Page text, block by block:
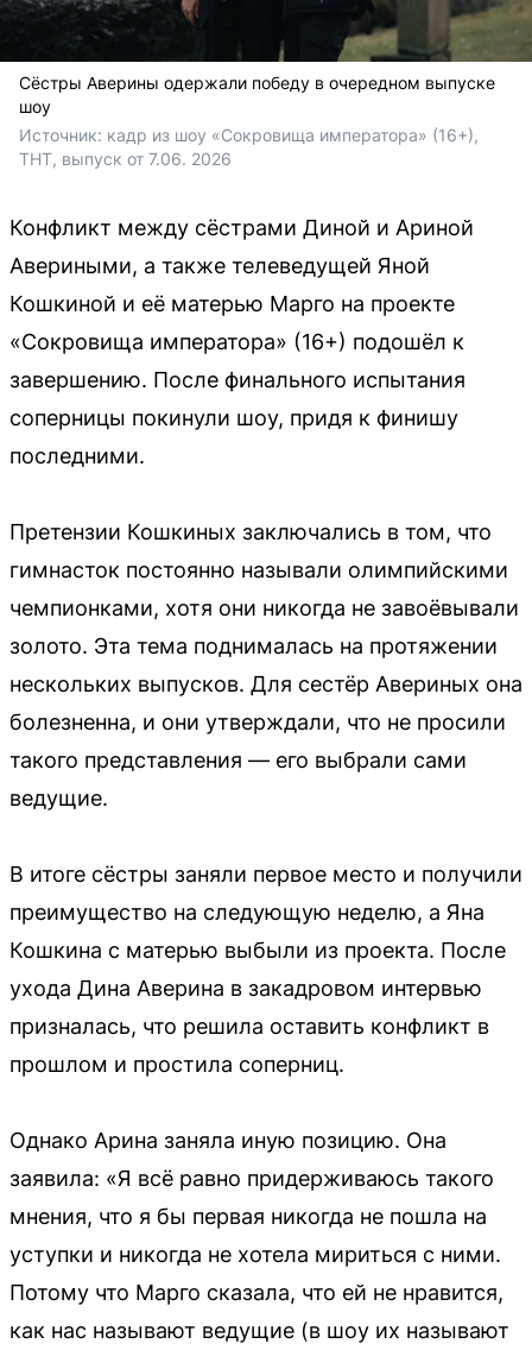
Сёстры Аверины одержали победу в очередном выпуске
шоу
Источник: кадр из шоу «Сокровища императора» (16+),
ТНТ, выпуск от 7.06. 2026
Конфликт между сёстрами Диной и Ариной
Авериными, а также телеведущей Яной
Кошкиной и её матерью Марго на проекте
«Сокровища императора» (16+) подошёл к
завершению. После финального испытания
соперницы покинули шоу, придя к финишу
последними.
Претензии Кошкиных заключались в том, что
гимнасток постоянно называли олимпийскими
чемпионками, хотя они никогда не завоёвывали
золото. Эта тема поднималась на протяжении
нескольких выпусков. Для сестёр Авериных она
болезненна, и они утверждали, что не просили
такого представления — его выбрали сами
ведущие.
В итоге сёстры заняли первое место и получили
преимущество на следующую неделю, а Яна
Кошкина с матерью выбыли из проекта. После
ухода Дина Аверина в закадровом интервью
призналась, что решила оставить конфликт в
прошлом и простила соперниц.
Однако Арина заняла иную позицию. Она
заявила: «Я всё равно придерживаюсь такого
мнения, что я бы первая никогда не пошла на
уступки и никогда не хотела мириться с ними.
Потому что Марго сказала, что ей не нравится,
как нас называют ведущие (в шоу их называют